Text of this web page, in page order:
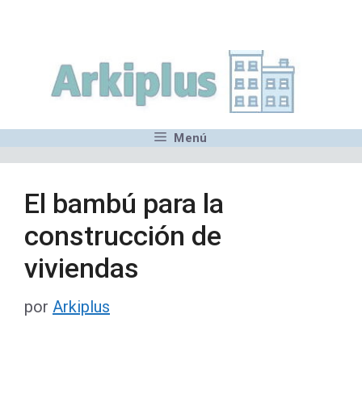
contenido
Menú
El bambú para la
construcción de
viviendas
por Arkiplus